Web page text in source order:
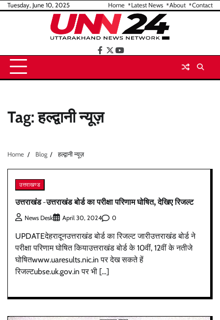
SkipTuesday, June 10, 2025 Home Latest News About Contact
facebook
twitteryoutube
Tag:हल्द्वानी न्यूज़
Home Blog हल्द्वानी न्यूज़
उत्तराखण्ड
उत्तराखंड -उत्तराखंड बोर्ड का परीक्षा परिणाम घोषित, देखिए रिजल्ट
News Desk April 30, 2024 0
UPDATEदेहरादूनउत्तराखंड बोर्ड का रिजल्ट जारीउत्तराखंड बोर्ड ने
परीक्षा परिणाम घोषित कियाउत्तराखंड बोर्ड के 10वीं, 12वीं के नतीजे
घोषितwww.uaresults.nic.in पर देख सकते हें
रिजल्टubse.uk.gov.in पर भी […]